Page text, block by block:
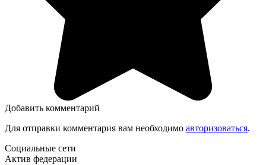
Добавить комментарий
Для отправки комментария вам необходимо авторизоваться.
Социальные сети
Актив федерации